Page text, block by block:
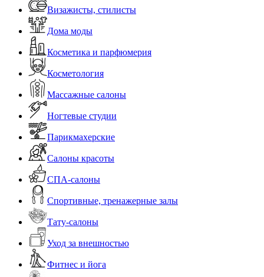
Визажисты, стилисты
Дома моды
Косметика и парфюмерия
Косметология
Массажные салоны
Ногтевые студии
Парикмахерские
Салоны красоты
СПА-салоны
Спортивные, тренажерные залы
Тату-салоны
Уход за внешностью
Фитнес и йога